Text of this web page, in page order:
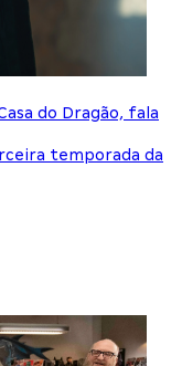
do Dragão, fala
temporada da